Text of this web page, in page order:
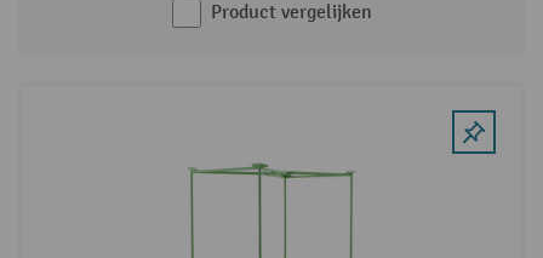
Product vergelijken